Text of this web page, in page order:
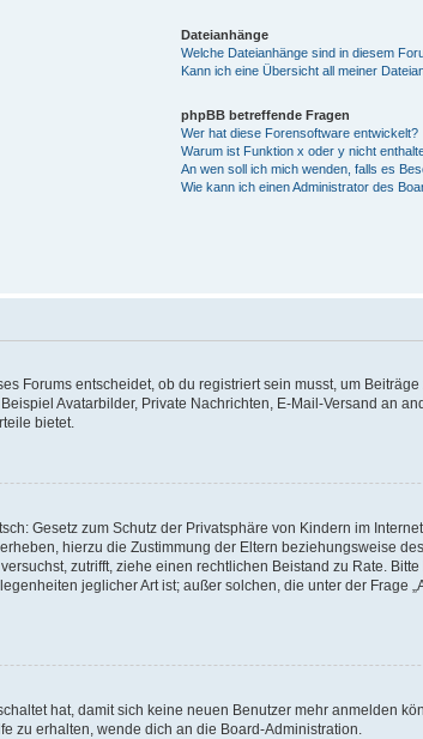
Dateianhänge
Welche Dateianhänge sind in diesem
Kann ich eine Übersicht all meiner
phpBB betreffende Fragen
Wer hat diese Forensoftware entwickelt?
Warum ist Funktion x oder y nicht
An wen soll ich mich wenden, falls es
Wie kann ich einen Administrator des
Forums entscheidet, ob du registriert sein musst, um
Avatarbilder, Private Nachrichten, E-Mail-Versand an
bietet.
Gesetz zum Schutz der Privatsphäre von Kindern im
hierzu die Zustimmung der Eltern beziehungsweise
zutrifft, ziehe einen rechtlichen Beistand zu Rate.
jeglicher Art ist; außer solchen, die unter der Frage
hat, damit sich keine neuen Benutzer mehr anmelden
zu erhalten, wende dich an die Board-Administration.